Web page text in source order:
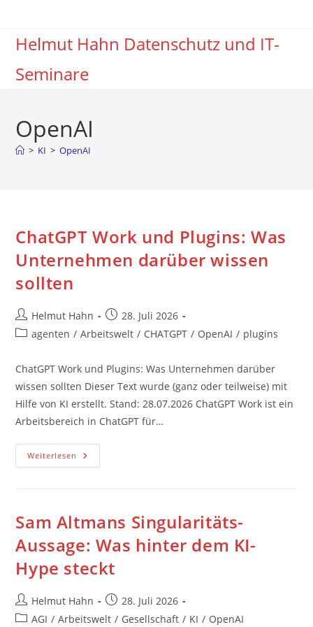
springenHelmut Hahn Datenschutz und IT-
Seminare
OpenAI
> KI > OpenAI
ChatGPT Work und Plugins: Was
Unternehmen darüber wissen
sollten
Beitrags-
Autor:
Helmut Hahn
Beitrag
veröffentlicht:
28. Juli 2026
Beitrags-
agenten / Arbeitswelt / CHATGPT / OpenAI / plugins
ChatGPT Work und Plugins: Was Unternehmen darüber
wissen sollten Dieser Text wurde (ganz oder teilweise) mit
Hilfe von KI erstellt. Stand: 28.07.2026 ChatGPT Work ist ein
Arbeitsbereich in ChatGPT für…
Weiterlesen ChatGPT
Work
Darüber
Wissen
Sam Altmans Singularitäts-
Aussage: Was hinter dem KI-
Hype steckt
Beitrags-
Autor:
Helmut Hahn
Beitrag
veröffentlicht:
28. Juli 2026
Beitrags-
AGI / Arbeitswelt / Gesellschaft / KI / OpenAI